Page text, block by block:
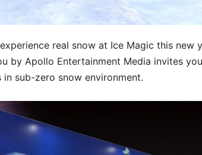
real snow at Ice Magic this new
by Apollo Entertainment Media invites
in sub-zero snow environment.